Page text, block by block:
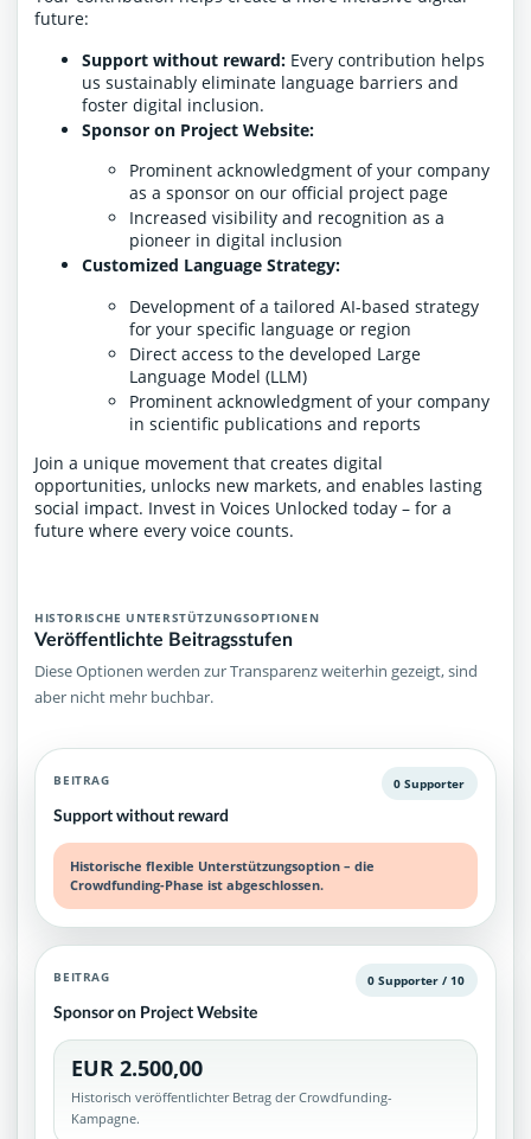
future:
Support without reward: Every contribution helps
us sustainably eliminate language barriers and
foster digital inclusion.
Sponsor on Project Website:
Prominent acknowledgment of your company
as a sponsor on our official project page
Increased visibility and recognition as a
pioneer in digital inclusion
Customized Language Strategy:
Development of a tailored AI-based strategy
for your specific language or region
Direct access to the developed Large
Language Model (LLM)
Prominent acknowledgment of your company
in scientific publications and reports
Join a unique movement that creates digital
opportunities, unlocks new markets, and enables lasting
social impact. Invest in Voices Unlocked today – for a
future where every voice counts.
HISTORISCHE UNTERSTÜTZUNGSOPTIONEN
Veröffentlichte Beitragsstufen
Diese Optionen werden zur Transparenz weiterhin gezeigt, sind
aber nicht mehr buchbar.
BEITRAG
Support without reward
0 Supporter
Historische flexible Unterstützungsoption – die
Crowdfunding-Phase ist abgeschlossen.
BEITRAG
Sponsor on Project Website
0 Supporter / 10
EUR 2.500,00
Historisch veröffentlichter Betrag der Crowdfunding-
Kampagne.